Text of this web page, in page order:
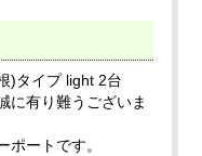
)タイプ light 2台
に有り難うございま
ポートです。